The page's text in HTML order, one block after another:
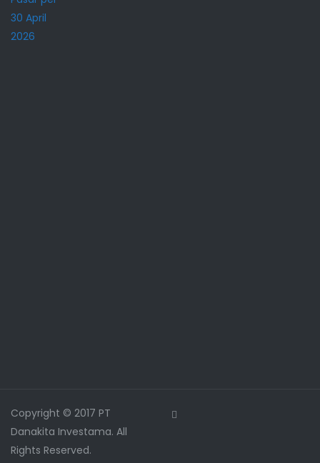
Copyright © 2017 PT
Danakita Investama. All
Rights Reserved.